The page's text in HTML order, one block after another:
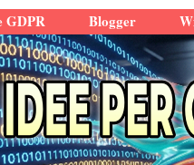
GDPR Blogger